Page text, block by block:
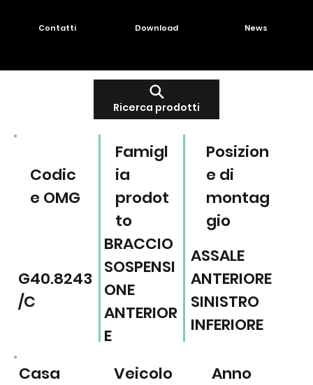
Ricerca prodotti
Contatti Download News
Posizion
e di
montag
gio
Famigl
ia
prodot
to
Codic
e OMG
ASSALE
ANTERIORE
SINISTRO
INFERIORE
BRACCIO
SOSPENSI
ONE
ANTERIOR
E
G40.8243
/C
Veicolo Anno
Casa